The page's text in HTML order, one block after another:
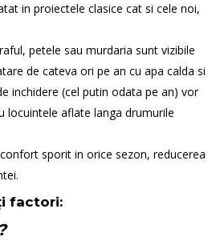
in proiectele clasice cat si cele noi,
petele sau murdaria sunt vizibile
de cateva ori pe an cu apa calda si
inchidere (cel putin odata pe an) vor
locuintele aflate langa drumurile
sporit in orice sezon, reducerea
factori: